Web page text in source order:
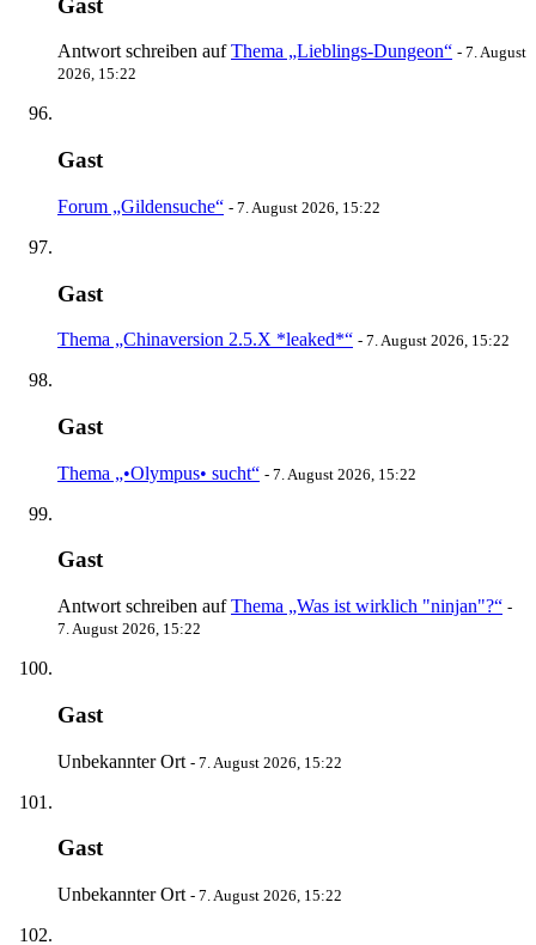
Antwort schreiben aufThema „Lieblings-Dungeon“ - 7. August
2026, 15:22
Gast
Forum „Gildensuche“ - 7. August 2026, 15:22
Gast
Thema „Chinaversion 2.5.X *leaked*“ - 7. August 2026, 15:22
Gast
Thema „•Olympus• sucht“ - 7. August 2026, 15:22
Gast
Antwort schreiben aufThema „Was ist wirklich "ninjan"?“ -
7. August 2026, 15:22
Gast
Unbekannter Ort - 7. August 2026, 15:22
Gast
Unbekannter Ort - 7. August 2026, 15:22